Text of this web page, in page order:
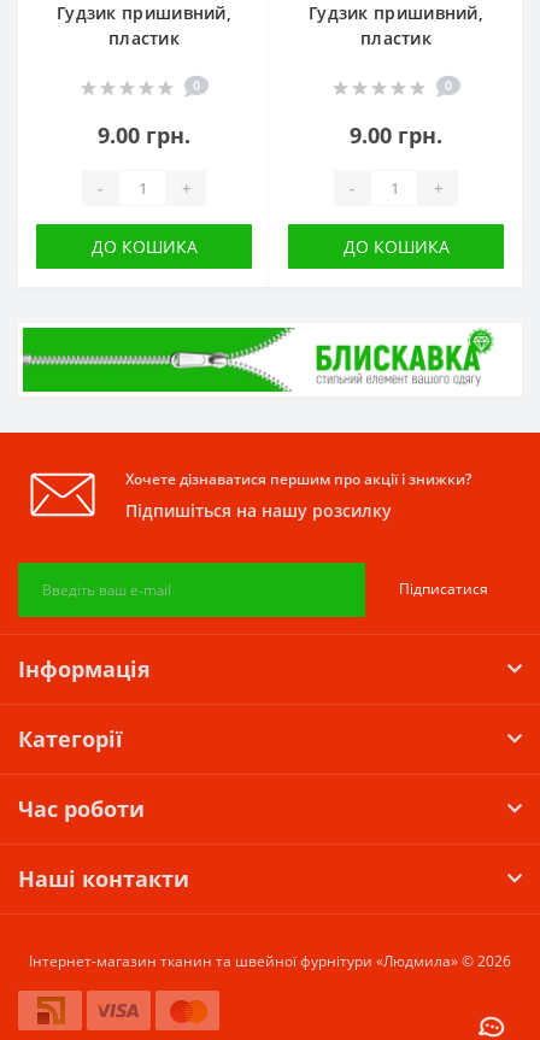
Гудзик пришивний,
пластик
0
9.00 грн.
- +
ДО КОШИКА
Гудзик пришивний,
пластик
0
9.00 грн.
- +
ДО КОШИКА
Хочете дізнаватися першим про акції і знижки?
Підпишіться на нашу розсилку
Підписатися
Інформація
Категорії
Час роботи
Наші контакти
Інтернет-магазин тканин та швейної фурнітури «Людмила» © 2026